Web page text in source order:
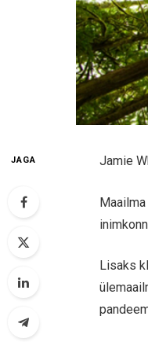
JAGA Jamie
Lisaks